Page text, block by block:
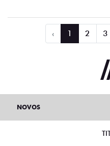
‹ 1 2 3
NOVOS